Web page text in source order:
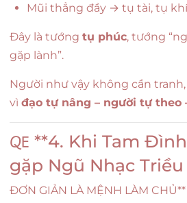
Mũi thẳng đầy → tụ tài, tụ khí
Đây là tướng tụ phúc, tướng
gặp lành”.
Người như vậy không cần tranh,
vì đạo tự nâng – người tự theo
🜀 **4. Khi Tam
gặp Ngũ Nhạc Triều
ĐƠN GIẢN LÀ MỆNH LÀM CHỦ**